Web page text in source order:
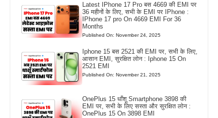
Latest IPhone 17 Pro बस 4669 की EMI पर
36 महीनों के लिए, सभी के EMI पर IPhone :
IPhone 17 pro On 4669 EMI For 36
Months
Published On: November 24, 2025
Iphone 15 बस 2521 की EMI पर, सभी के लिए,
आसान EMI, सुरक्षित लोन : Iphone 15 On
2521 EMI
Published On: November 21, 2025
OnePlus 15 धाँशू Smartphone 3898 की
EMI पर, सभी के लिए सस्ता और सुरक्षित लोन :
OnePlus 15 On 3898 EMI